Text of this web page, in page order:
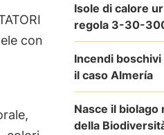
con
Isole di calore
regola 3-30-
Incendi
il caso Almería
Nasce il biolago
della